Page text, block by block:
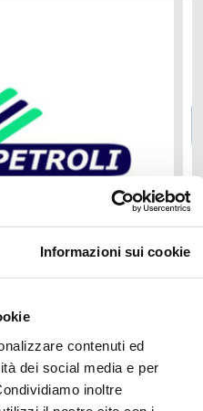
Informazioni sui cookie
contenuti ed
dei social media e per
inoltre